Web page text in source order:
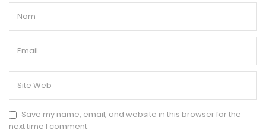
Save my name, email, and website in this browser for the
next time I comment.